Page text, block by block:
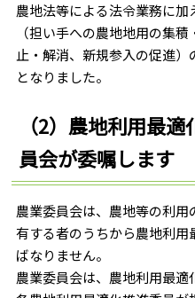
農地法等による法令業務に
（担い手への農地地用の集
止・解消、新規参入の促進
となりました。
（2）農地利用最
員会が委嘱します
農業委員会は、農地等の利
有する者のうちから農地利
ばなりません。
農業委員会は、農地利用最適